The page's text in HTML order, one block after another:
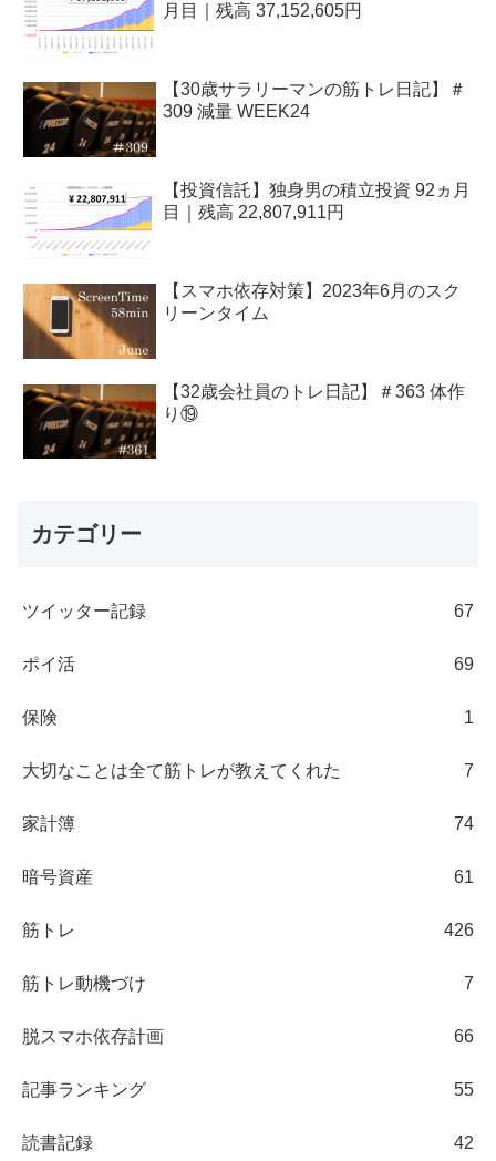
月目｜残高 37,152,605円
【30歳サラリーマンの筋トレ日記】＃
309 減量 WEEK24
【投資信託】独身男の積立投資 92ヵ月
目｜残高 22,807,911円
【スマホ依存対策】2023年6月のスク
リーンタイム
【32歳会社員のトレ日記】＃363 体作
り⑲
カテゴリー
ツイッター記録 67
ポイ活 69
保険 1
大切なことは全て筋トレが教えてくれた 7
家計簿 74
暗号資産 61
筋トレ 426
筋トレ動機づけ 7
脱スマホ依存計画 66
記事ランキング 55
読書記録 42